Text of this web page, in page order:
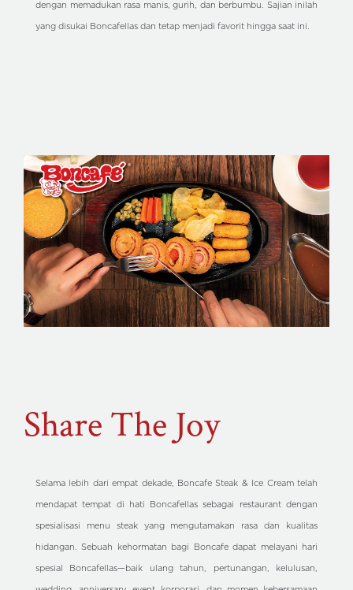
dengan memadukan rasa manis, gurih, dan berbumbu. Sajian inilah
yang disukai Boncafellas dan tetap menjadi favorit hingga saat ini.
Share The Joy
Selama lebih dari empat dekade, Boncafe Steak & Ice Cream telah
mendapat tempat di hati Boncafellas sebagai restaurant dengan
spesialisasi menu steak yang mengutamakan rasa dan kualitas
hidangan. Sebuah kehormatan bagi Boncafe dapat melayani hari
spesial Boncafellas—baik ulang tahun, pertunangan, kelulusan,